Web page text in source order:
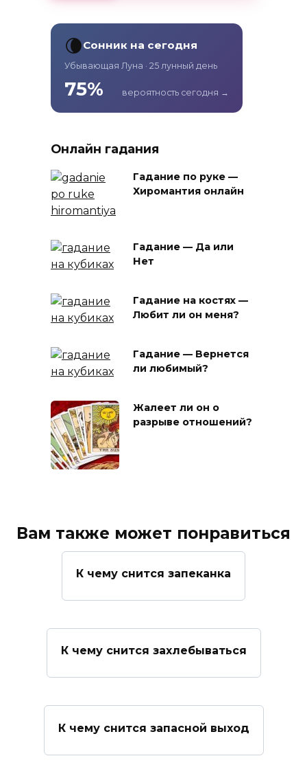
🌘Сонник на сегодня
Убывающая Луна · 25 лунный день
75% вероятность сегодня →
Онлайн гадания
Гадание по руке —
Хиромантия онлайн
Гадание — Да или
Нет
Гадание на костях —
Любит ли он меня?
Гадание — Вернется
ли любимый?
Жалеет ли он о
разрыве отношений?
Вам также может понравиться
К чему снится запеканка
К чему снится захлебываться
К чему снится запасной выход